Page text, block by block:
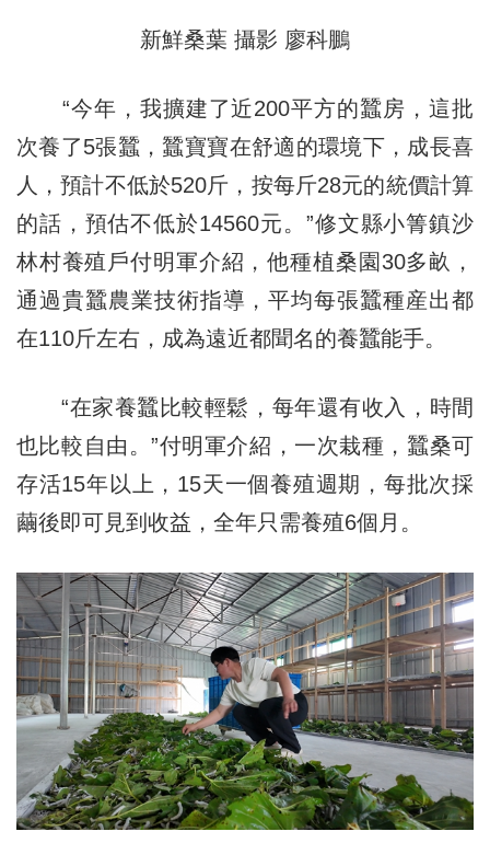
新鮮桑葉 攝影 廖科鵬
“今年，我擴建了近200平方的蠶房，這批
次養了5張蠶，蠶寶寶在舒適的環境下，成長喜
人，預計不低於520斤，按每斤28元的統價計算
的話，預估不低於14560元。”修文縣小箐鎮沙
林村養殖戶付明軍介紹，他種植桑園30多畝，
通過貴蠶農業技術指導，平均每張蠶種産出都
在110斤左右，成為遠近都聞名的養蠶能手。
“在家養蠶比較輕鬆，每年還有收入，時間
也比較自由。”付明軍介紹，一次栽種，蠶桑可
存活15年以上，15天一個養殖週期，每批次採
繭後即可見到收益，全年只需養殖6個月。